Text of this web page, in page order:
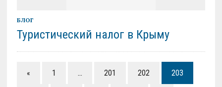
БЛОГ
Туристический налог в Крыму
« 1 … 201 202 203